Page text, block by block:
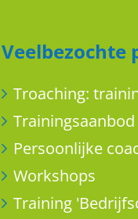
Veelbezochte
Troaching:
Trainingsaanbod
Persoonlijke
Workshops
Training